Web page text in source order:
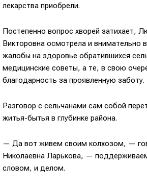
лекарства приобрели.
Постепенно вопрос хворей затихает,
Викторовна осмотрела и внимательно
жалобы на здоровье обратившихся
медицинские советы, а те, в свою
благодарность за проявленную заботу.
Разговор с сельчанами сам собой
житья-бытья в глубинке района.
— Да вот живем своим колхозом, —
Николаевна Ларькова, —
словом, и делом.